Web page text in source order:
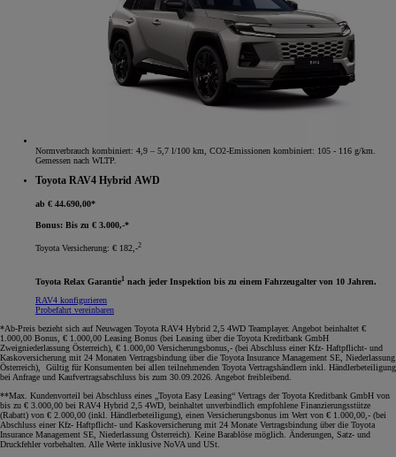
Normverbrauch kombiniert: 4,9 – 5,7 l/100 km, CO2-Emissionen kombiniert: 105 - 116 g/km.
Gemessen nach WLTP.
Toyota RAV4 Hybrid AWD
ab € 44.690,00*
Bonus: Bis zu € 3.000,-*
Toyota Versicherung: € 182,-2
Toyota Relax Garantie
nach jeder Inspektion bis zu einem Fahrzeugalter von 10 Jahren.
RAV4 konfigurieren
Probefahrt vereinbaren
*Ab-Preis bezieht sich auf Neuwagen Toyota RAV4 Hybrid 2,5 4WD Teamplayer. Angebot beinhaltet €
1.000,00 Bonus, € 1.000,00 Leasing Bonus (bei Leasing über die Toyota Kreditbank GmbH
Zweigniederlassung Österreich), € 1.000,00 Versicherungsbonus,- (bei Abschluss einer Kfz- Haftpflicht- und
Kaskoversicherung mit 24 Monaten Vertragsbindung über die Toyota Insurance Management SE, Niederlassung
Österreich), Gültig für Konsumenten bei allen teilnehmenden Toyota Vertragshändlern inkl. Händlerbeteiligung
bei Anfrage und Kaufvertragsabschluss bis zum 30.09.2026. Angebot freibleibend.
**Max. Kundenvorteil bei Abschluss eines „Toyota Easy Leasing“ Vertrags der Toyota Kreditbank GmbH von
bis zu € 3.000,00 bei RAV4 Hybrid 2,5 4WD, beinhaltet unverbindlich empfohlene Finanzierungsstütze
(Rabatt) von € 2.000,00 (inkl. Händlerbeteiligung), einen Versicherungsbonus im Wert von € 1.000,00,- (bei
Abschluss einer Kfz- Haftpflicht- und Kaskoversicherung mit 24 Monate Vertragsbindung über die Toyota
Insurance Management SE, Niederlassung Österreich). Keine Barablöse möglich. Änderungen, Satz- und
Druckfehler vorbehalten. Alle Werte inklusive NoVA und USt.